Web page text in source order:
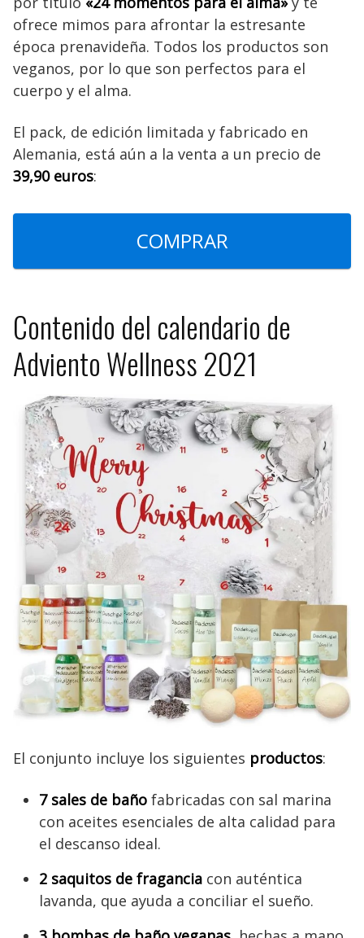
ofrece mimos para afrontar la estresante
época prenavideña. Todos los productos son
veganos, por lo que son perfectos para el
cuerpo y el alma.
El pack, de edición limitada y fabricado en
Alemania, está aún a la venta a un precio de
39,90 euros:
COMPRAR
Contenido del calendario de
Adviento Wellness 2021
El conjunto incluye los siguientes productos:
7 sales de baño fabricadas con sal marina
con aceites esenciales de alta calidad para
el descanso ideal.
2 saquitos de fragancia con auténtica
lavanda, que ayuda a conciliar el sueño.